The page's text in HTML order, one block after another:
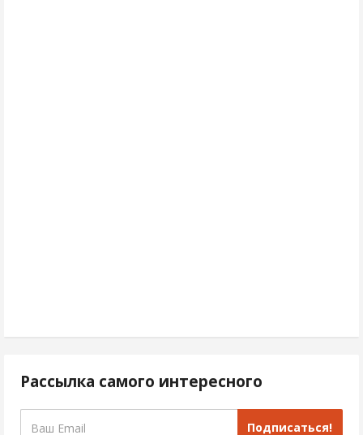
Рассылка самого интересного
Подписаться!